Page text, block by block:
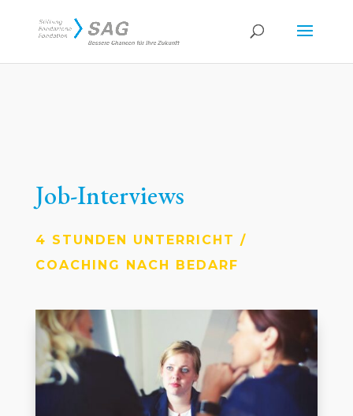
Job-Interviews
4 STUNDEN UNTERRICHT /
COACHING NACH BEDARF